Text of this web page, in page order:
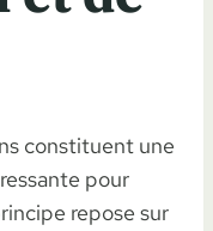
constituent une
pour
repose sur